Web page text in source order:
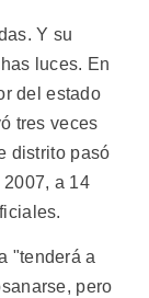
Y su
luces. En
del estado
tres veces
distrito pasó
a 14
"tenderá a
pero